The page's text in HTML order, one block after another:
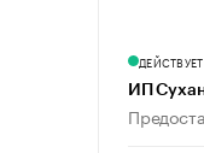
ДЕЙСТВУЕТ
ИП